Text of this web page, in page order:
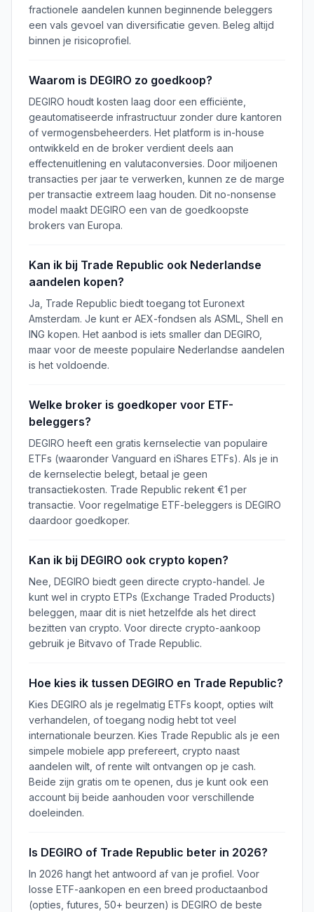
fractionele aandelen kunnen beginnende beleggers
een vals gevoel van diversificatie geven. Beleg altijd
binnen je risicoprofiel.
Waarom is DEGIRO zo goedkoop?
DEGIRO houdt kosten laag door een efficiënte,
geautomatiseerde infrastructuur zonder dure kantoren
of vermogensbeheerders. Het platform is in-house
ontwikkeld en de broker verdient deels aan
effectenuitlening en valutaconversies. Door miljoenen
transacties per jaar te verwerken, kunnen ze de marge
per transactie extreem laag houden. Dit no-nonsense
model maakt DEGIRO een van de goedkoopste
brokers van Europa.
Kan ik bij Trade Republic ook Nederlandse
aandelen kopen?
Ja, Trade Republic biedt toegang tot Euronext
Amsterdam. Je kunt er AEX-fondsen als ASML, Shell en
ING kopen. Het aanbod is iets smaller dan DEGIRO,
maar voor de meeste populaire Nederlandse aandelen
is het voldoende.
Welke broker is goedkoper voor ETF-
beleggers?
DEGIRO heeft een gratis kernselectie van populaire
ETFs (waaronder Vanguard en iShares ETFs). Als je in
de kernselectie belegt, betaal je geen
transactiekosten. Trade Republic rekent €1 per
transactie. Voor regelmatige ETF-beleggers is DEGIRO
daardoor goedkoper.
Kan ik bij DEGIRO ook crypto kopen?
Nee, DEGIRO biedt geen directe crypto-handel. Je
kunt wel in crypto ETPs (Exchange Traded Products)
beleggen, maar dit is niet hetzelfde als het direct
bezitten van crypto. Voor directe crypto-aankoop
gebruik je Bitvavo of Trade Republic.
Hoe kies ik tussen DEGIRO en Trade Republic?
Kies DEGIRO als je regelmatig ETFs koopt, opties wilt
verhandelen, of toegang nodig hebt tot veel
internationale beurzen. Kies Trade Republic als je een
simpele mobiele app prefereert, crypto naast
aandelen wilt, of rente wilt ontvangen op je cash.
Beide zijn gratis om te openen, dus je kunt ook een
account bij beide aanhouden voor verschillende
doeleinden.
Is DEGIRO of Trade Republic beter in 2026?
In 2026 hangt het antwoord af van je profiel. Voor
losse ETF-aankopen en een breed productaanbod
(opties, futures, 50+ beurzen) is DEGIRO de beste